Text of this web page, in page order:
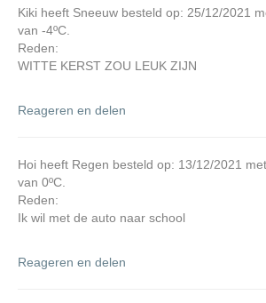
Kiki heeft Sneeuw besteld op: 25/12/2021
van -4ºC.
Reden:
WITTE KERST ZOU LEUK ZIJN
Reageren en delen
Hoi heeft Regen besteld op: 13/12/2021
van 0ºC.
Reden:
Ik wil met de auto naar school
Reageren en delen